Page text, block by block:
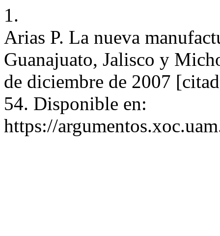
1.
Arias P. La nueva
Guanajuato, Jalisco y
de diciembre de 2007
54. Disponible en:
https://